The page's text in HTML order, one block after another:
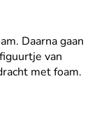
Daarna gaan
van
met foam.